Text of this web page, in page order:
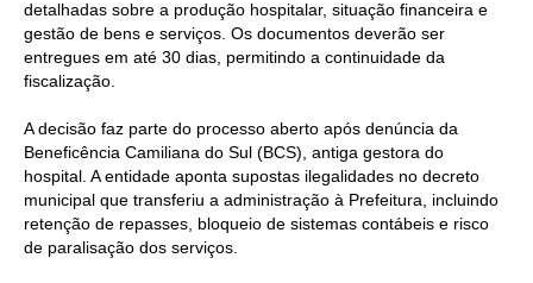
detalhadas sobre a produção hospitalar, situação financeira e
gestão de bens e serviços. Os documentos deverão ser
entregues em até 30 dias, permitindo a continuidade da
fiscalização.
A decisão faz parte do processo aberto após denúncia da
Beneficência Camiliana do Sul (BCS), antiga gestora do
hospital. A entidade aponta supostas ilegalidades no decreto
municipal que transferiu a administração à Prefeitura, incluindo
retenção de repasses, bloqueio de sistemas contábeis e risco
de paralisação dos serviços.